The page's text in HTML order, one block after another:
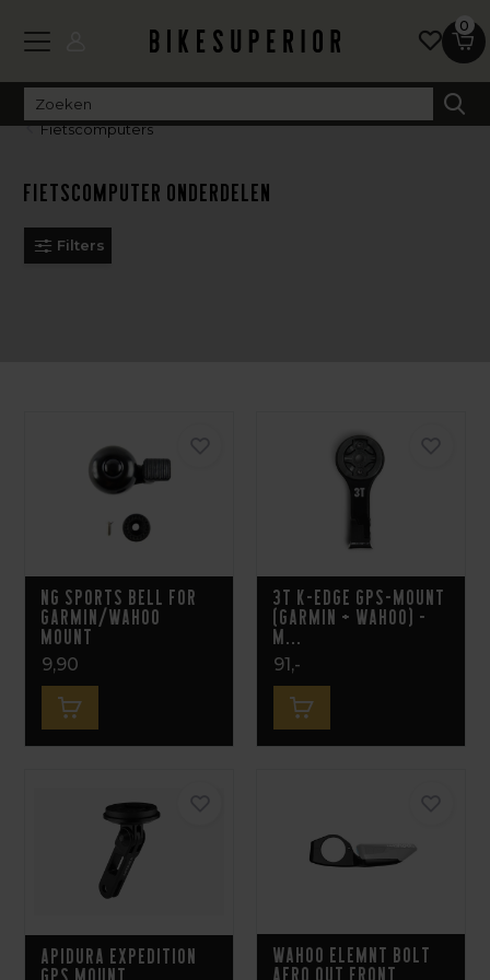
0
Fietscomputers
Fietscomputer onderdelen
Filters
NG Sports Bell for
Garmin/Wahoo
Mount
9,90
3T K-EDGE GPS-Mount
(Garmin + Wahoo) -
M...
91,-
Apidura Expedition
Wahoo ELEMNT BOLT
Aero Out Front